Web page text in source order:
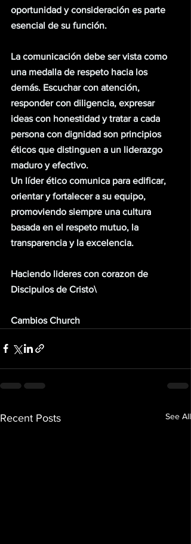
oportunidad y consideración es parte
esencial de su función.
La comunicación debe ser vista como
una medalla de respeto hacia los
demás. Escuchar con atención,
responder con diligencia, expresar
ideas con honestidad y tratar a cada
persona con dignidad son principios
éticos que distinguen a un liderazgo
maduro y efectivo.
Un líder ético comunica para edificar,
orientar y fortalecer a su equipo,
promoviendo siempre una cultura
basada en el respeto mutuo, la
transparencia y la excelencia.
Haciendo lideres con corazon de
Discipulos de Cristo\
Cambios Church
Recent Posts See All